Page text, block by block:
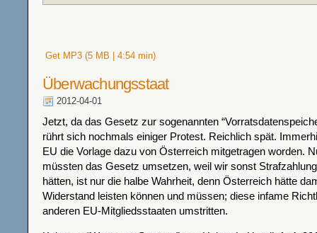
Get MP3 (5 MB | 4:54 min)
Überwachungsstaat
2012-04-01
Jetzt, da das Gesetz zur sogenannten
rührt sich nochmals einiger Protest. Reichlich spät.
EU die Vorlage dazu von Österreich mitgetragen worden.
müssten das Gesetz umsetzen, weil wir sonst
hätten, ist nur die halbe Wahrheit, denn Österreich hätte
Widerstand leisten können und müssen; diese infame
anderen EU-Mitgliedsstaaten umstritten.